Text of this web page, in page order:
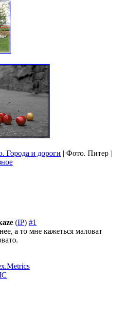
Города и дороги | Фото. Питер |
(IP) #1
а то мне кажеться маловат